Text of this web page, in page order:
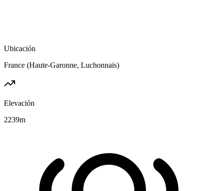
Ubicación
France (Haute-Garonne, Luchonnais)
Elevación
2239m